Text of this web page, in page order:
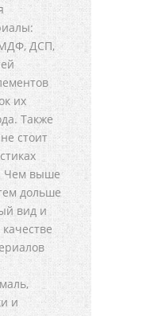
МДФ, ДСП,
их
Также
стоит
Чем выше
дольше
вид и
и